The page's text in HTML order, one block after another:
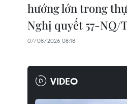
hướng lớn trong
Nghị quyết 57-NQ/
07/08/2026 08:18
VIDEO